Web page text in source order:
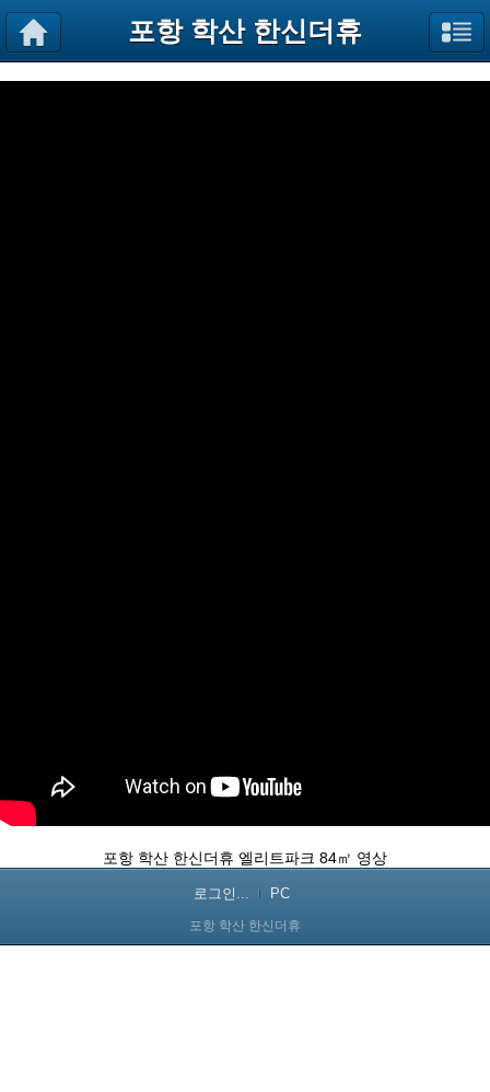
포항 학산 한신더휴
포항 학산 한신더휴 엘리트파크 84㎡ 영상
로그인... PC
포항 학산 한신더휴